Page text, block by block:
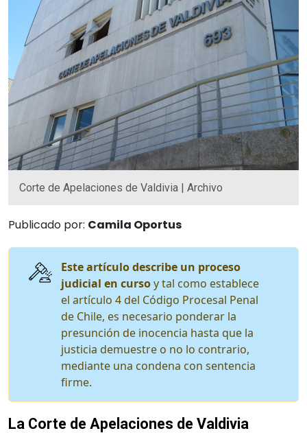
Corte de Apelaciones de Valdivia | Archivo
Publicado por: Camila Oportus
Este artículo describe un proceso
judicial en cursoy tal como establece
el artículo 4 del Código Procesal Penal
de Chile, es necesario ponderar la
presunción de inocencia hasta que la
justicia demuestre o no lo contrario,
mediante una condena con sentencia
firme.
La Corte de Apelaciones de Valdivia